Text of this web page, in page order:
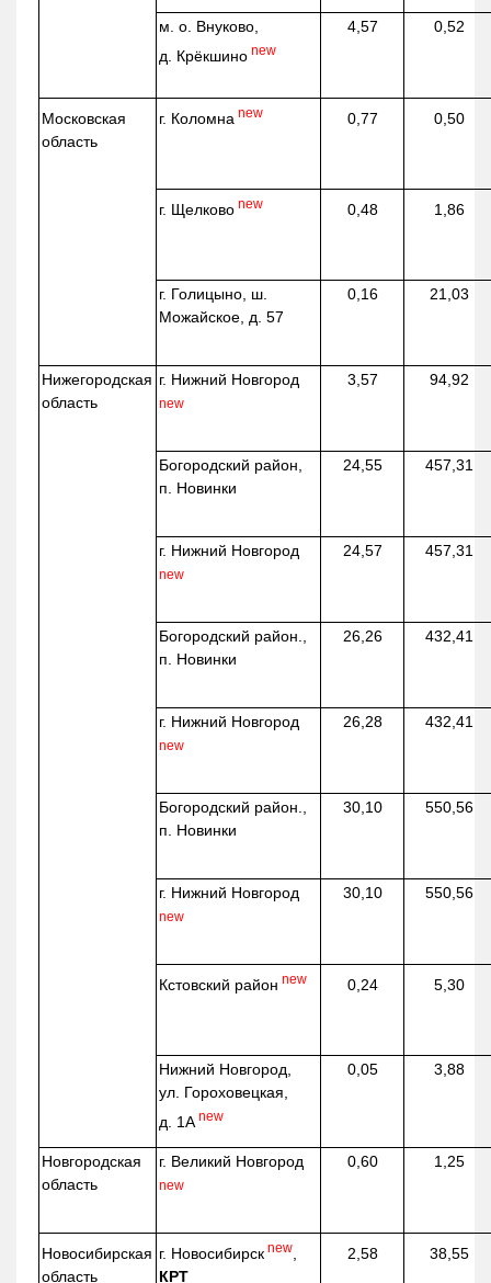
м. о. Внуково,
д. Крёкшино new
4,57 0,52
Московская
область
г. Коломна new 0,77 0,50
г. Щелково new 0,48 1,86
г. Голицыно, ш.
Можайское, д. 57
0,16 21,03
Нижегородская
область
г. Нижний Новгород
new
3,57 94,92
Богородский район,
п. Новинки
24,55 457,31
г. Нижний Новгород
new
24,57 457,31
Богородский район.,
п. Новинки
26,26 432,41
г. Нижний Новгород
new
26,28 432,41
Богородский район.,
п. Новинки
30,10 550,56
г. Нижний Новгород
new
30,10 550,56
Кстовский район new 0,24 5,30
Нижний Новгород,
ул. Гороховецкая,
д. 1А new
0,05 3,88
Новгородская
область
г. Великий Новгород
new
0,60 1,25
Новосибирская
область
г. Новосибирск new
КРТ
2,58 38,55